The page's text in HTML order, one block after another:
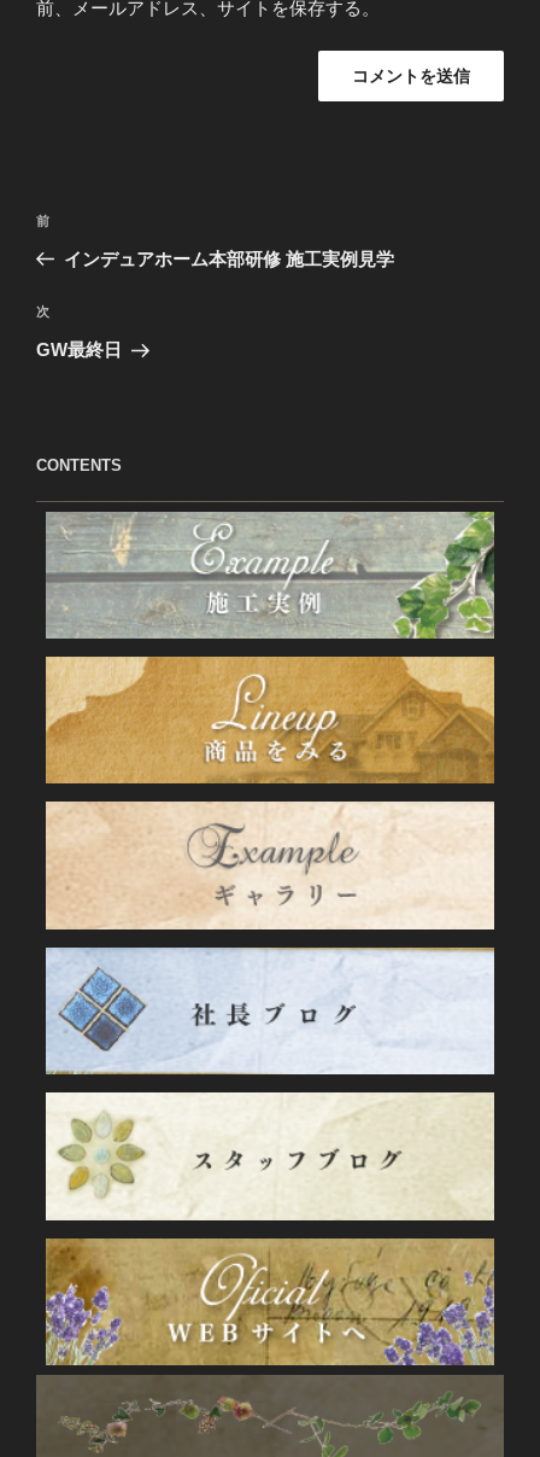
前、メールアドレス、サイトを保存する。
投
ビ
ゲ
ン
過
去
投
稿
前
インデュアホーム本部研修 施工実例見学
次
の
次
GW最終日
CONTENTS